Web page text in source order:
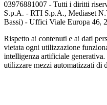
03976881007 - Tutti i diritti
S.p.A. - RTI S.p.A., Mediaset
Bassi) - Uffici Viale Europa 46,
Rispetto ai contenuti e ai dati
vietata ogni utilizzazione
intelligenza artificiale
utilizzare mezzi automatizzati di